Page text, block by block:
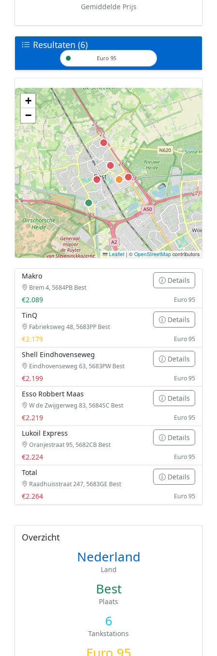
Gemiddelde Prijs
Resultaten (6)
Euro 95
Geen tankstations met locatiegegevens gevonden.
De kaart kan niet worden weergegeven zonder GPS coördinaten.
+
−
Leaflet | © OpenStreetMap contributors
Makro
Brem 4, 5684PB Best
Details
€2.089 Euro 95
TinQ
Fabrieksweg 48, 5683PP Best
Details
€2.179 Euro 95
Shell Eindhovenseweg
Eindhovenseweg 63, 5683PW Best
Details
€2.199 Euro 95
Esso Robbert Maas
W de Zwijgerweg 83, 5684SC Best
Details
€2.219 Euro 95
Lukoil Express
Oranjestraat 95, 5682CB Best
Details
€2.224 Euro 95
Total
Raadhuisstraat 247, 5683GE Best
Details
€2.264 Euro 95
Overzicht
Nederland
Land
Best
Plaats
6
Tankstations
Euro 95